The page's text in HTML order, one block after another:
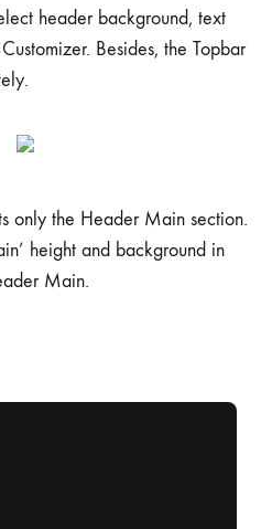
header background, text
Besides, the Topbar
only the Header Main section.
height and background in
Main.